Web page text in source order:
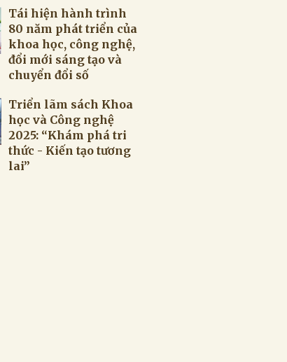
Tái hiện hành trình
80 năm phát triển của
khoa học, công nghệ,
đổi mới sáng tạo và
chuyển đổi số
Triển lãm sách Khoa
học và Công nghệ
2025: “Khám phá tri
thức - Kiến tạo tương
lai”